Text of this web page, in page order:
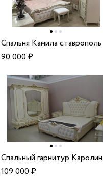
Cпальня Камила ставрополь
90 000₽
109 000₽